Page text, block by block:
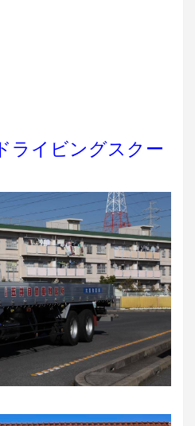
ライビングスクー